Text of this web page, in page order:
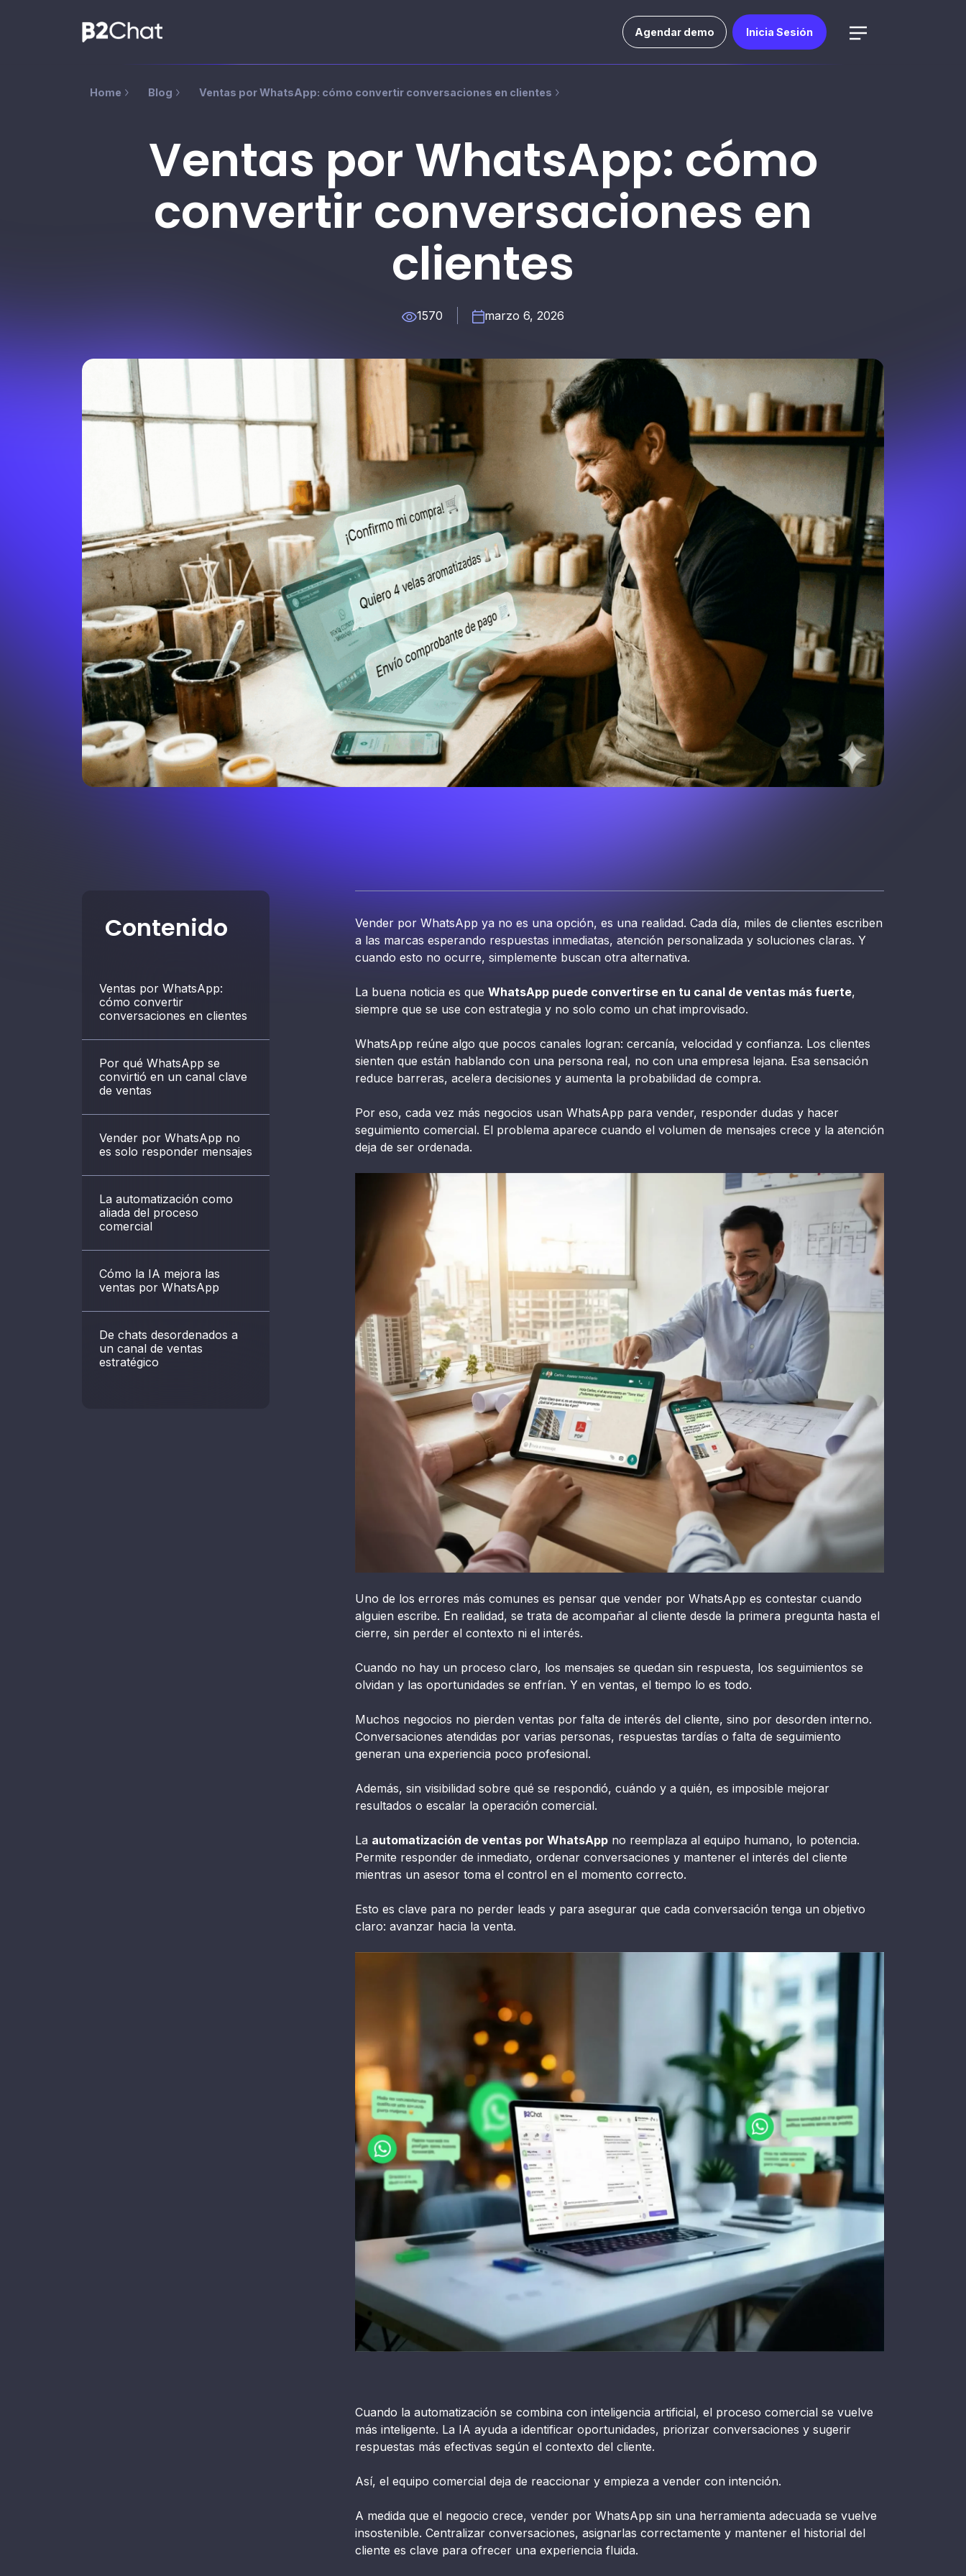
Agendar demo Inicia Sesión
Home Blog Ventas por WhatsApp: cómo convertir conversaciones en clientes
Ventas por WhatsApp: cómo
convertir conversaciones en
clientes
1570 marzo 6, 2026
Vender por WhatsApp ya no es una opción, es una realidad. Cada día, miles de clientes escriben
a las marcas esperando respuestas inmediatas, atención personalizada y soluciones claras. Y
cuando esto no ocurre, simplemente buscan otra alternativa.
La buena noticia es que WhatsApp puede convertirse en tu canal de ventas más fuerte,
siempre que se use con estrategia y no solo como un chat improvisado.
WhatsApp reúne algo que pocos canales logran: cercanía, velocidad y confianza. Los clientes
sienten que están hablando con una persona real, no con una empresa lejana. Esa sensación
reduce barreras, acelera decisiones y aumenta la probabilidad de compra.
Por eso, cada vez más negocios usan WhatsApp para vender, responder dudas y hacer
seguimiento comercial. El problema aparece cuando el volumen de mensajes crece y la atención
deja de ser ordenada.
Uno de los errores más comunes es pensar que vender por WhatsApp es contestar cuando
alguien escribe. En realidad, se trata de acompañar al cliente desde la primera pregunta hasta el
cierre, sin perder el contexto ni el interés.
Cuando no hay un proceso claro, los mensajes se quedan sin respuesta, los seguimientos se
olvidan y las oportunidades se enfrían. Y en ventas, el tiempo lo es todo.
Muchos negocios no pierden ventas por falta de interés del cliente, sino por desorden interno.
Conversaciones atendidas por varias personas, respuestas tardías o falta de seguimiento
generan una experiencia poco profesional.
Además, sin visibilidad sobre qué se respondió, cuándo y a quién, es imposible mejorar
resultados o escalar la operación comercial.
La automatización de ventas por WhatsApp no reemplaza al equipo humano, lo potencia.
Permite responder de inmediato, ordenar conversaciones y mantener el interés del cliente
mientras un asesor toma el control en el momento correcto.
Esto es clave para no perder leads y para asegurar que cada conversación tenga un objetivo
claro: avanzar hacia la venta.
Cuando la automatización se combina con inteligencia artificial, el proceso comercial se vuelve
más inteligente. La IA ayuda a identificar oportunidades, priorizar conversaciones y sugerir
respuestas más efectivas según el contexto del cliente.
Así, el equipo comercial deja de reaccionar y empieza a vender con intención.
A medida que el negocio crece, vender por WhatsApp sin una herramienta adecuada se vuelve
insostenible. Centralizar conversaciones, asignarlas correctamente y mantener el historial del
cliente es clave para ofrecer una experiencia fluida.
Contenido
Ventas por WhatsApp:
cómo convertir
conversaciones en clientes
Por qué WhatsApp se
convirtió en un canal clave
de ventas
Vender por WhatsApp no
es solo responder mensajes
La automatización como
aliada del proceso
comercial
Cómo la IA mejora las
ventas por WhatsApp
De chats desordenados a
un canal de ventas
estratégico